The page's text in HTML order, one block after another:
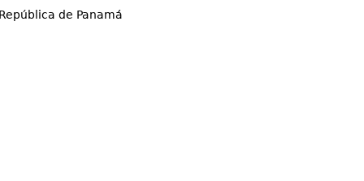
de Panamá